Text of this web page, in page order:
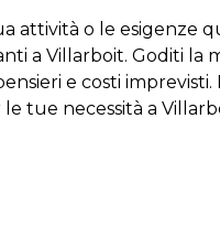
attività o le esigenze
a Villarboit. Goditi
e costi
tue necessità a